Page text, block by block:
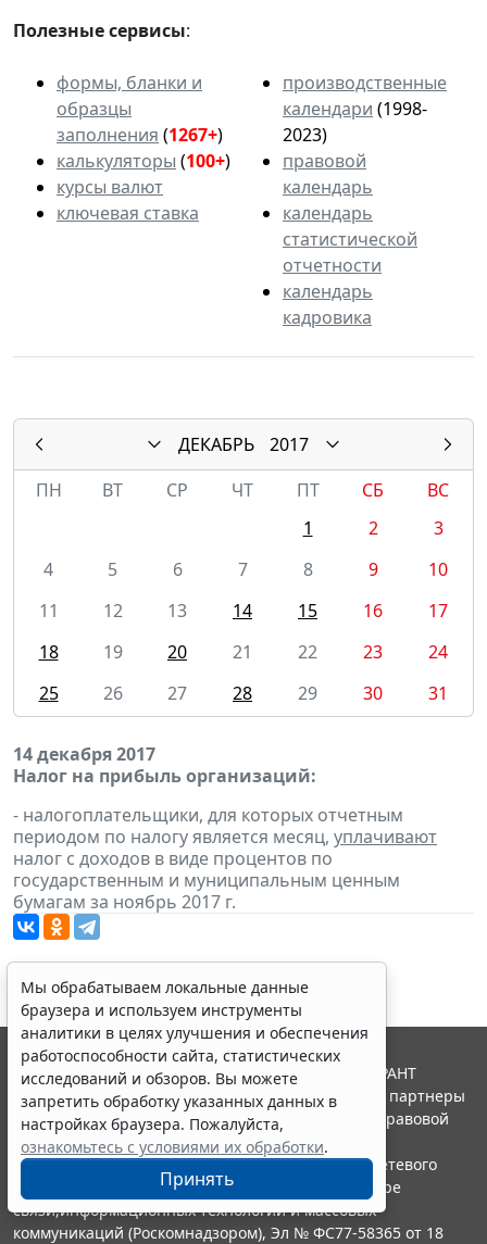
Полезные сервисы:
формы, бланки и
образцы
заполнения (1267+)
калькуляторы (100+)
курсы валют
ключевая ставка
производственные
календари (1998-
2023)
правовой
календарь
календарь
статистической
отчетности
календарь
кадровика
ДЕКАБРЬ
2017
ПН
ВТ СР ЧТ ПТ СБ
ВС
1
2
3
4
5 6 7 8 9
10
11
12 13 14 15 16
17
18
19 20 21 22 23
24
25
26 27 28 29 30 31
14 декабря 2017
Налог на прибыль организаций:
- налогоплательщики, для которых отчетным
периодом по налогу является месяц, уплачивают
налог с доходов в виде процентов по
государственным и муниципальным ценным
бумагам за ноябрь 2017 г.
Мы обрабатываем локальные данные
браузера и используем инструменты
аналитики в целях улучшения и обеспечения
работоспособности сайта, статистических
исследований и обзоров. Вы можете
запретить обработку указанных данных в
настройках браузера. Пожалуйста,
ознакомьтесь с условиями их обработки.
Принять
© ООО "НПП "ГАРАНТ-СЕРВИС", 2026. Система ГАРАНТ
выпускается с 1990 года. Компания "Гарант" и ее партнеры
являются участниками Российской ассоциации правовой
информации ГАРАНТ.
Портал ГАРАНТ.РУ зарегистрирован в качестве сетевого
издания Федеральной службой по надзору в сфере
связи,информационных технологий и массовых
коммуникаций (Роскомнадзором), Эл № ФС77-58365 от 18